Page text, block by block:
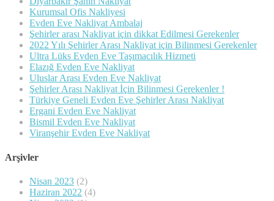
Kurumsal Ofis Nakliyesi
Evden Eve Nakliyat Ambalaj
Şehirler arası Nakliyat için dikkat Edilmesi Gerekenler
2022 Yılı Şehirler Arası Nakliyat için Bilinmesi Gerekenler
Ultra Lüks Evden Eve Taşımacılık Hizmeti
Elazığ Evden Eve Nakliyat
Uluslar Arası Evden Eve Nakliyat
Şehirler Arası Nakliyat İçin Bilinmesi Gerekenler !
Türkiye Geneli Evden Eve Şehirler Arası Nakliyat
Ergani Evden Eve Nakliyat
Bismil Evden Eve Nakliyat
Viranşehir Evden Eve Nakliyat
Arşivler
Nisan 2023 (2)
Haziran 2022 (4)